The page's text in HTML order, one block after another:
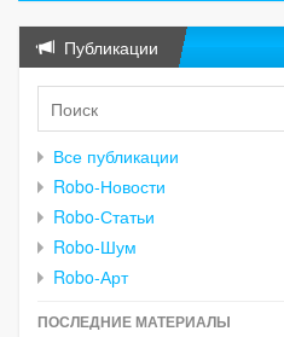
Публикации
Все публикации
Robo-Новости
Robo-Статьи
Robo-Шум
Robo-Арт
ПОСЛЕДНИЕ МАТЕРИАЛЫ